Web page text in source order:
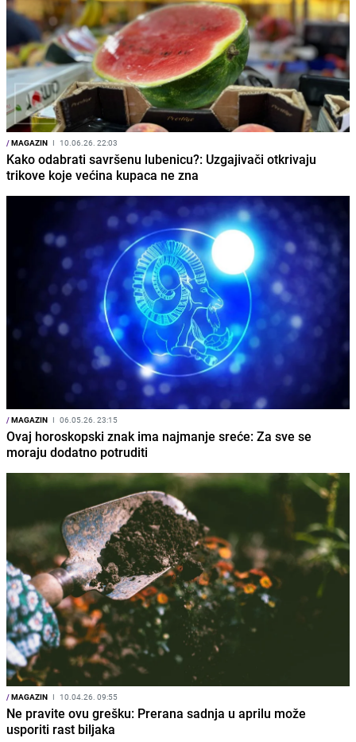
/MAGAZIN I 10.06.26. 22:03
Kako odabrati savršenu lubenicu?: Uzgajivači otkrivaju
trikove koje većina kupaca ne zna
/MAGAZIN I 06.05.26. 23:15
Ovaj horoskopski znak ima najmanje sreće: Za sve se
moraju dodatno potruditi
/MAGAZIN I 10.04.26. 09:55
Ne pravite ovu grešku: Prerana sadnja u aprilu može
usporiti rast biljaka